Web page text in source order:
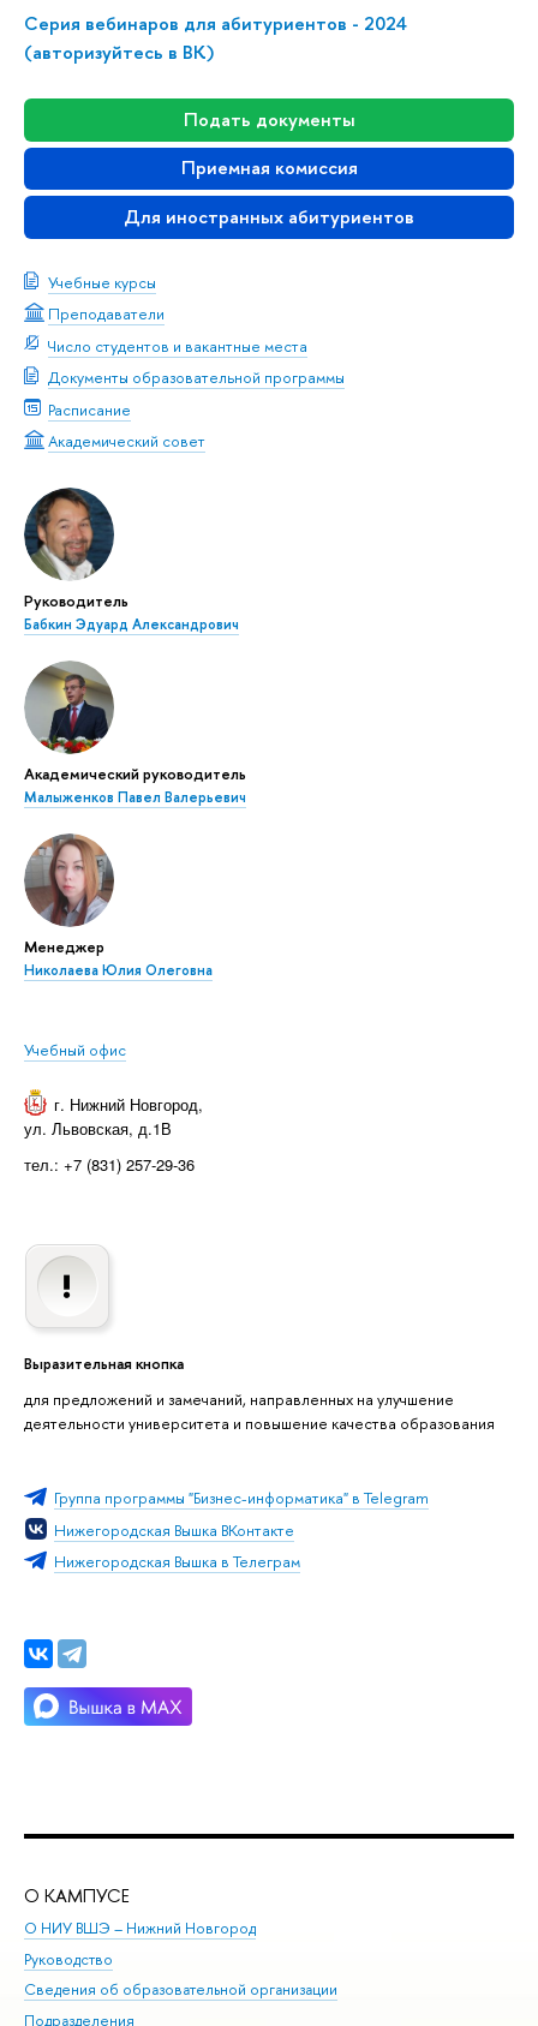
Серия вебинаров для абитуриентов - 2024
(авторизуйтесь в ВК)
Подать документы
Приемная комиссия
Для иностранных абитуриентов
Учебные курсы
Преподаватели
Число студентов и вакантные места
Документы образовательной программы
Расписание
Академический совет
Руководитель
Бабкин Эдуард Александрович
Академический руководитель
Малыженков Павел Валерьевич
Менеджер
Николаева Юлия Олеговна
Учебный офис
г. Нижний Новгород,
ул. Львовская, д.1В
тел.: +7 (831) 257-29-36
Выразительная кнопка
для предложений и замечаний, направленных на улучшение
деятельности университета и повышение качества образования
Группа программы "Бизнес-информатика" в Telegram
Нижегородская Вышка ВКонтакте
Нижегородская Вышка в Телеграм
О КАМПУСЕ
О НИУ ВШЭ – Нижний Новгород
Руководство
Сведения об образовательной организации
Подразделения